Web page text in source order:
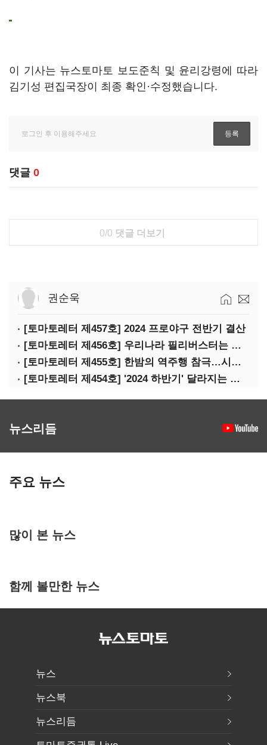
이 기사는 뉴스토마토 보도준칙 및 윤리강령에 따라
김기성 편집국장이 최종 확인·수정했습니다.
댓글 0
0/0 댓글 더보기
권순욱
[토마토레터 제457호] 2024 프로야구 전반기 결산
[토마토레터 제456호] 우리나라 필리버스터는 어떻게 무용지물이 됐나
[토마토레터 제455호] 한밤의 역주행 참극…시청역 참사의 핵심 쟁점은?
[토마토레터 제454호] '2024 하반기' 달라지는 정책들 정리(하)
뉴스리듬
주요 뉴스
많이 본 뉴스
함께 볼만한 뉴스
뉴스
뉴스북
뉴스리듬